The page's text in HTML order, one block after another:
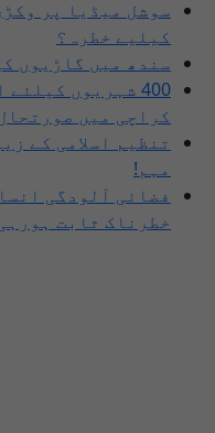
سوشل میڈیا پر
کیلیے خطرہ؟
سندھ میں گاڑیوں
400 شہریوں
کراچی میں
تنظیم اسلامی کے
مہم!
فضائی آلودگی
خطرناک ثابت